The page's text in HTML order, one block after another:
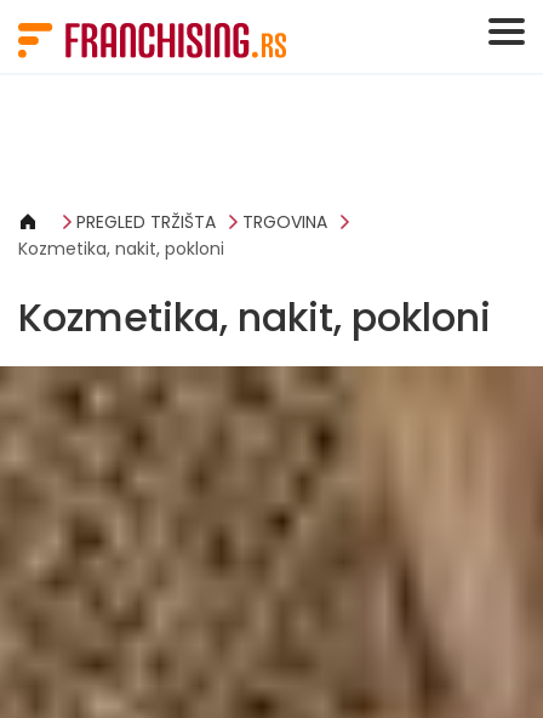
PREGLED TRŽIŠTA
TRGOVINA
Kozmetika, nakit, pokloni
Kozmetika, nakit, pokloni